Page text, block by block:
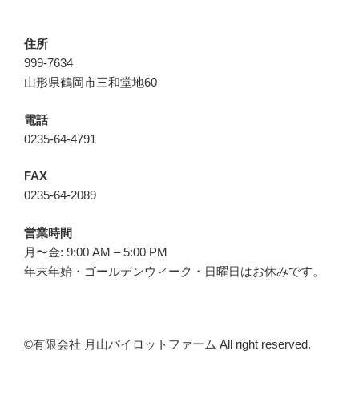
住所
999-7634
山形県鶴岡市三和堂地60
電話
0235-64-4791
FAX
0235-64-2089
営業時間
月〜金: 9:00 AM – 5:00 PM
年末年始・ゴールデンウィーク・日曜日はお休みです。
©︎有限会社 月山パイロットファーム All right reserved.